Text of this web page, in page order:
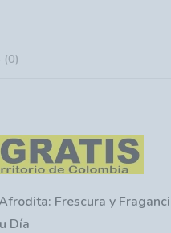
(0)
Frescura y
Día